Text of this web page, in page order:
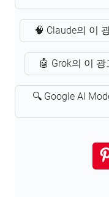
🧠 Claude의 이
🤖 Grok의 이
🔍 Google AI